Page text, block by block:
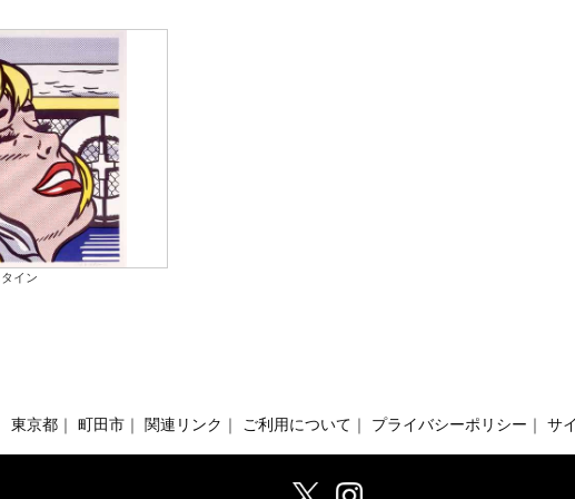
イン
東京都 ｜ 町田市 ｜ 関連リンク ｜ ご利用について ｜ プライバシーポリシー ｜ サ